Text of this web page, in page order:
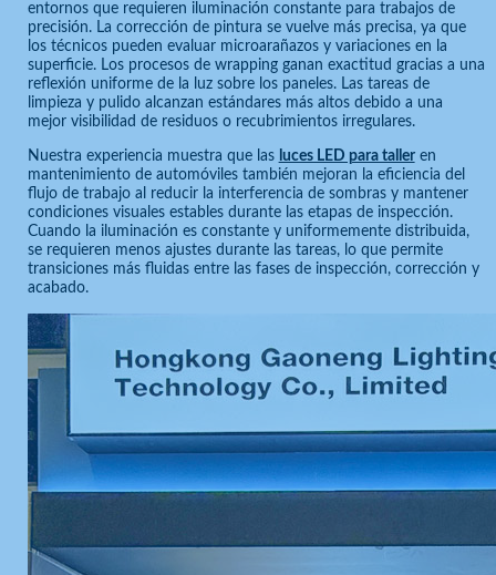
entornos que requieren iluminación constante para trabajos de
precisión. La corrección de pintura se vuelve más precisa, ya que
los técnicos pueden evaluar microarañazos y variaciones en la
superficie. Los procesos de wrapping ganan exactitud gracias a una
reflexión uniforme de la luz sobre los paneles. Las tareas de
limpieza y pulido alcanzan estándares más altos debido a una
mejor visibilidad de residuos o recubrimientos irregulares.
Nuestra experiencia muestra que las luces LED para talleren
mantenimiento de automóviles también mejoran la eficiencia del
flujo de trabajo al reducir la interferencia de sombras y mantener
condiciones visuales estables durante las etapas de inspección.
Cuando la iluminación es constante y uniformemente distribuida,
se requieren menos ajustes durante las tareas, lo que permite
transiciones más fluidas entre las fases de inspección, corrección y
acabado.